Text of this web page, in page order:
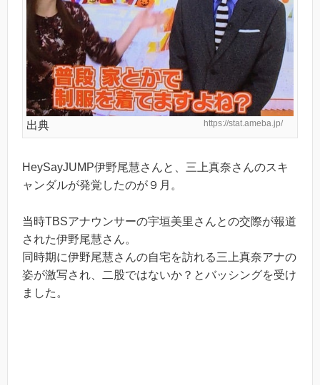
出典 https://stat.ameba.jp/
HeySayJUMP伊野尾慧さんと、三上真奈さんのスキ
ャンダルが発覚したのが９月。
当時TBSアナウンサーの宇垣美里さんとの交際が報道
された伊野尾慧さん。
同時期に伊野尾慧さんの自宅を訪れる三上真奈アナの
姿が激写され、二股ではないか？とバッシングを受け
ました。